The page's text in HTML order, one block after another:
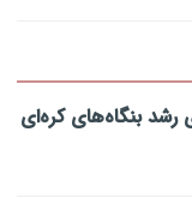
بنگاه‌های کره‌ای‌